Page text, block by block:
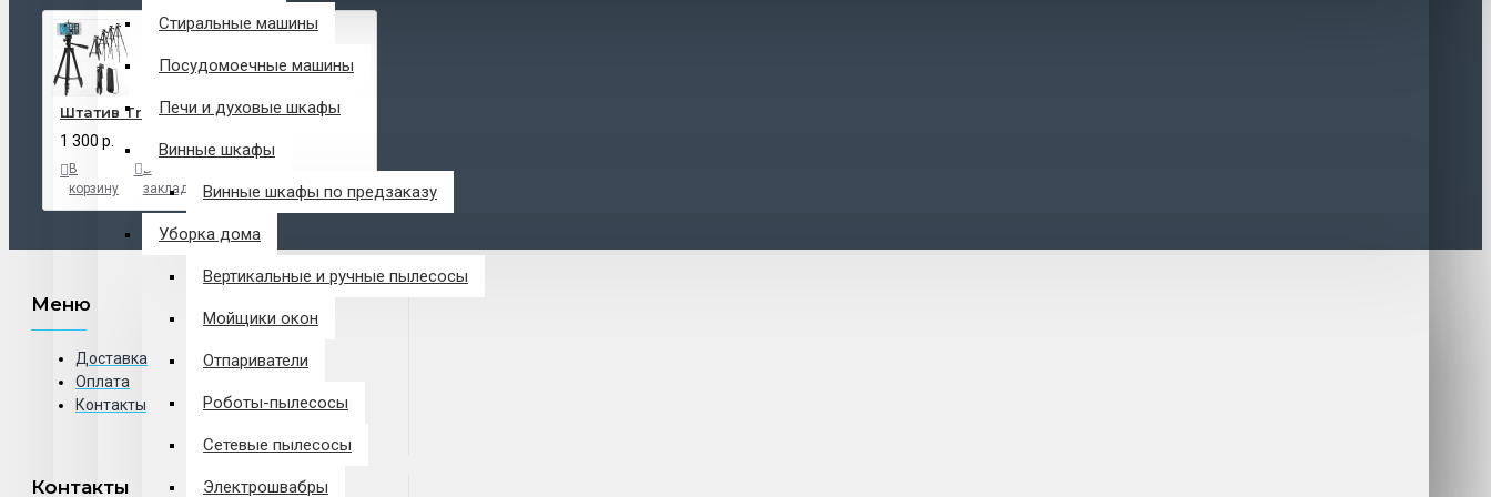
Стиральные машины
Посудомоечные машины
Печи и духовые шкафы
Винные шкафы
Винные шкафы по предзаказу
Уборка дома
Вертикальные и ручные пылесосы
Мойщики окон
Отпариватели
Роботы-пылесосы
Сетевые пылесосы
Электрошвабры
Штатив Tripod 3120
1 300 р.
В
корзину
В
закладки
сравнение
Меню
Доставка
Оплата
Контакты
Контакты